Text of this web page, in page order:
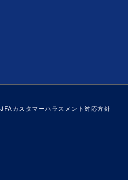
JFAカスタマーハラスメント対応方針